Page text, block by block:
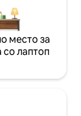
место за
со лаптоп